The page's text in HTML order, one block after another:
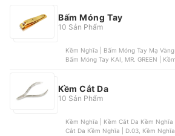
Bấm Móng Tay
10 Sản Phẩm
Kềm Nghĩa | Bấm Móng Tay Mạ
Bấm Móng Tay KAI, MR. GREEN |
Kềm Cắt Da
10 Sản Phẩm
Kềm Nghĩa | Kềm Cắt Da Kềm Nghĩa | D-01, Kềm Nghĩa | Kềm
Cắt Da Kềm Nghĩa | D.03, Kềm Nghĩa | Kềm Cắt Da Kềm Nghĩa |